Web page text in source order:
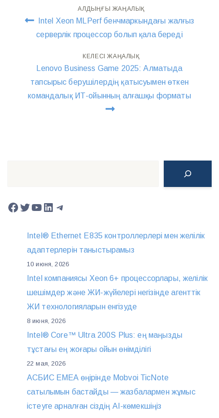
Навигация
по
АЛДЫҢҒЫ ЖАҢАЛЫҚ
Intel Xeon MLPerf бенчмаркындағы жалғыз
серверлік процессор болып қала береді
КЕЛЕСІ ЖАҢАЛЫҚ
Lenovo Business Game 2025: Алматыда
тапсырыс берушілердің қатысуымен өткен
командалық ИТ-ойынның алғашқы форматы
Facebook
Twitter
YouTube
LinkedIn
Telegram
Intel® Ethernet E835 контроллерлері мен желілік
адаптерлерін таныстырамыз
10 июня, 2026
Intel компаниясы Xeon 6+ процессорлары, желілік
шешімдер және ЖИ-жүйелері негізінде агенттік
ЖИ технологияларын енгізуде
8 июня, 2026
Intel® Core™ Ultra 200S Plus: ең маңызды
тұстағы ең жоғары ойын өнімділігі
22 мая, 2026
АСБИС EMEA өңірінде Mobvoi TicNote
сатылымын бастайды — жазбалармен жұмыс
істеуге арналған сіздің AI-көмекшіңіз